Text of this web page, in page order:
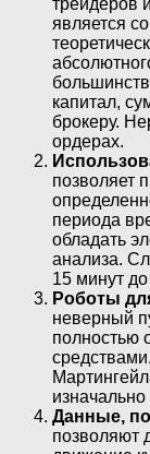
является
капитал,
брокеру.
ордерах.
позволяет
периода
обладать
анализа.
15 минут
Роботы
неверный
полностью
Данные,
позволяют